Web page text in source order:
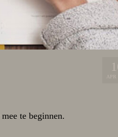
APR
te beginnen.